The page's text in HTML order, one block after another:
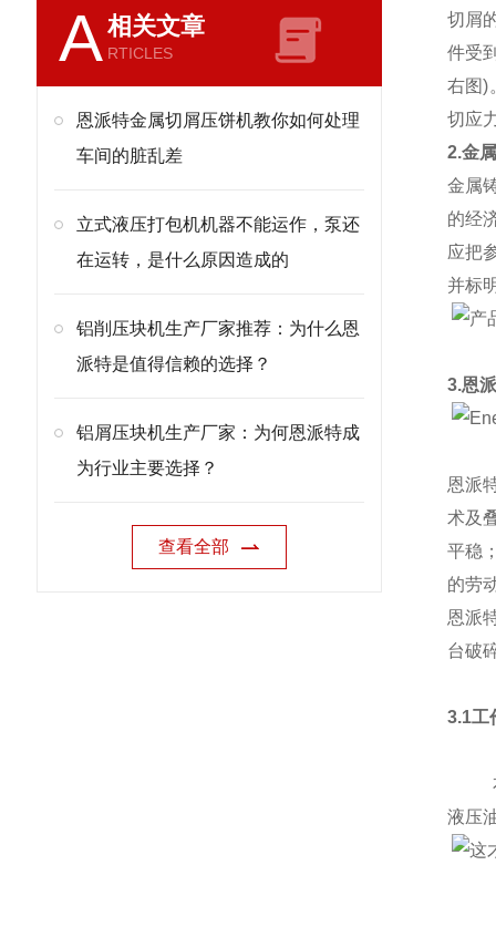
A相关文章
RTICLES
恩派特金属切屑压饼机教你如何处理
车间的脏乱差
立式液压打包机机器不能运作，泵还
在运转，是什么原因造成的
铝削压块机生产厂家推荐：为什么恩
派特是值得信赖的选择？
铝屑压块机生产厂家：为何恩派特成
为行业主要选择？
查看全部
切屑
件受
右图)
切应
2.金
金属
的经
应把
并标
3.恩
恩派
术及
平稳
的劳
恩派
台破
3.1工
本
液压